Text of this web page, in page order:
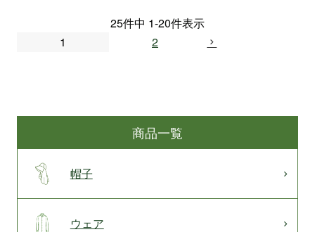
25件中 1-20件表示
1
2
商品一覧
帽子
ウェア